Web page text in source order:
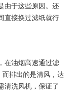
由于这些原因。还
直接换过滤纸就行
在油烟高速通过滤
排出的是清风，达
清洗风机，保证了